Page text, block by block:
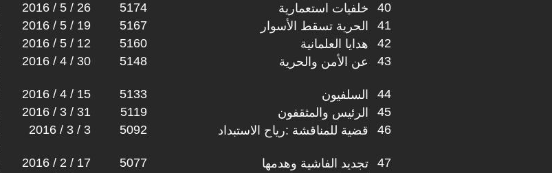
2016 / 5 / 26 5174 خلفيات استعمارية
40
2016 / 5 / 19 5167 الحرية تسقط الأسوار
41
2016 / 5 / 12 5160 هدايا العلمانية
42
2016 / 4 / 30 5148 عن الأمن والحرية 43
2016 / 4 / 15 5133 السلفيون
44
2016 / 3 / 31 5119 الرئيس والمثقفون
45
2016 / 3 / 3 5092 قضية للمناقشة :رياح الاستبداد 46
2016 / 2 / 17 5077 تجديد الفاشية وهدمها
47